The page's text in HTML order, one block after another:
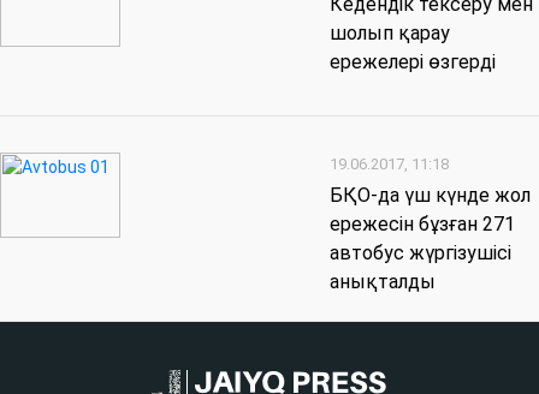
шолып қарау
ережелері өзгерді
19.06.2017, 11:18
БҚО-да үш күнде жол
ережесін бұзған 271
автобус жүргізушісі
анықталды